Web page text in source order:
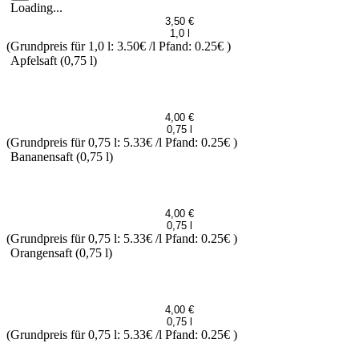
Loading...
3,50 €
1,0 l
(Grundpreis für 1,0 l: 3.50€ /l Pfand: 0.25€ )
Apfelsaft (0,75 l)
4,00 €
0,75 l
(Grundpreis für 0,75 l: 5.33€ /l Pfand: 0.25€ )
Bananensaft (0,75 l)
4,00 €
0,75 l
(Grundpreis für 0,75 l: 5.33€ /l Pfand: 0.25€ )
Orangensaft (0,75 l)
4,00 €
0,75 l
(Grundpreis für 0,75 l: 5.33€ /l Pfand: 0.25€ )